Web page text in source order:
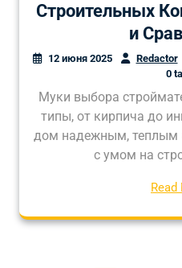
Строительных
и
12 июня 2025 Redactor
0
Муки выбора
типы, от кирпича до
дом надежным, теплым
с умом на
Read